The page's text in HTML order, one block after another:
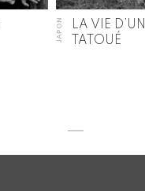
JAPON
LA VIE D’UN
TATOUÉ